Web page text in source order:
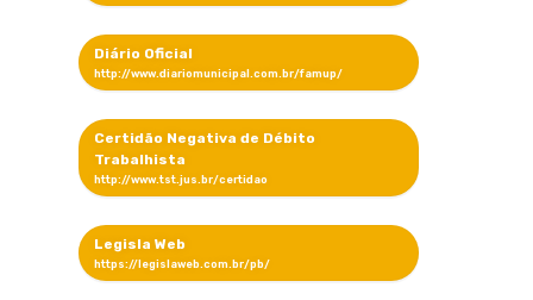
Diário Oficial
Certidão Negativa de Débito
Trabalhista
Legisla Web